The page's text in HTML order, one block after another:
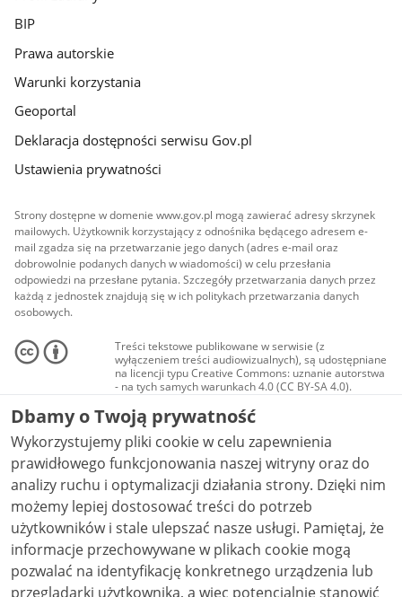
BIP
Prawa autorskie
Warunki korzystania
Geoportal
Deklaracja dostępności serwisu Gov.pl
Ustawienia prywatności
Strony dostępne w domenie www.gov.pl mogą zawierać adresy skrzynek
mailowych. Użytkownik korzystający z odnośnika będącego adresem e-
mail zgadza się na przetwarzanie jego danych (adres e-mail oraz
dobrowolnie podanych danych w wiadomości) w celu przesłania
odpowiedzi na przesłane pytania. Szczegóły przetwarzania danych przez
każdą z jednostek znajdują się w ich politykach przetwarzania danych
osobowych.
Treści tekstowe publikowane w serwisie (z
wyłączeniem treści audiowizualnych), są udostępniane
na licencji typu Creative Commons: uznanie autorstwa
- na tych samych warunkach 4.0 (CC BY-SA 4.0).
Materiały audiowizualne, w tym zdjęcia, materiały
audio i wideo, są udostępniane na licencji typu
Creative Commons: uznanie autorstwa użycie
niekomercyjne - bez utworów zależnych 4.0 (CC BY-
NC-ND 4.0), o ile nie jest to stwierdzone inaczej.
Dbamy o Twoją prywatność
Wykorzystujemy pliki cookie w celu zapewnienia
prawidłowego funkcjonowania naszej witryny oraz do
analizy ruchu i optymalizacji działania strony. Dzięki nim
możemy lepiej dostosować treści do potrzeb
użytkowników i stale ulepszać nasze usługi. Pamiętaj, że
informacje przechowywane w plikach cookie mogą
pozwalać na identyfikację konkretnego urządzenia lub
przeglądarki użytkownika, a więc potencjalnie stanowić